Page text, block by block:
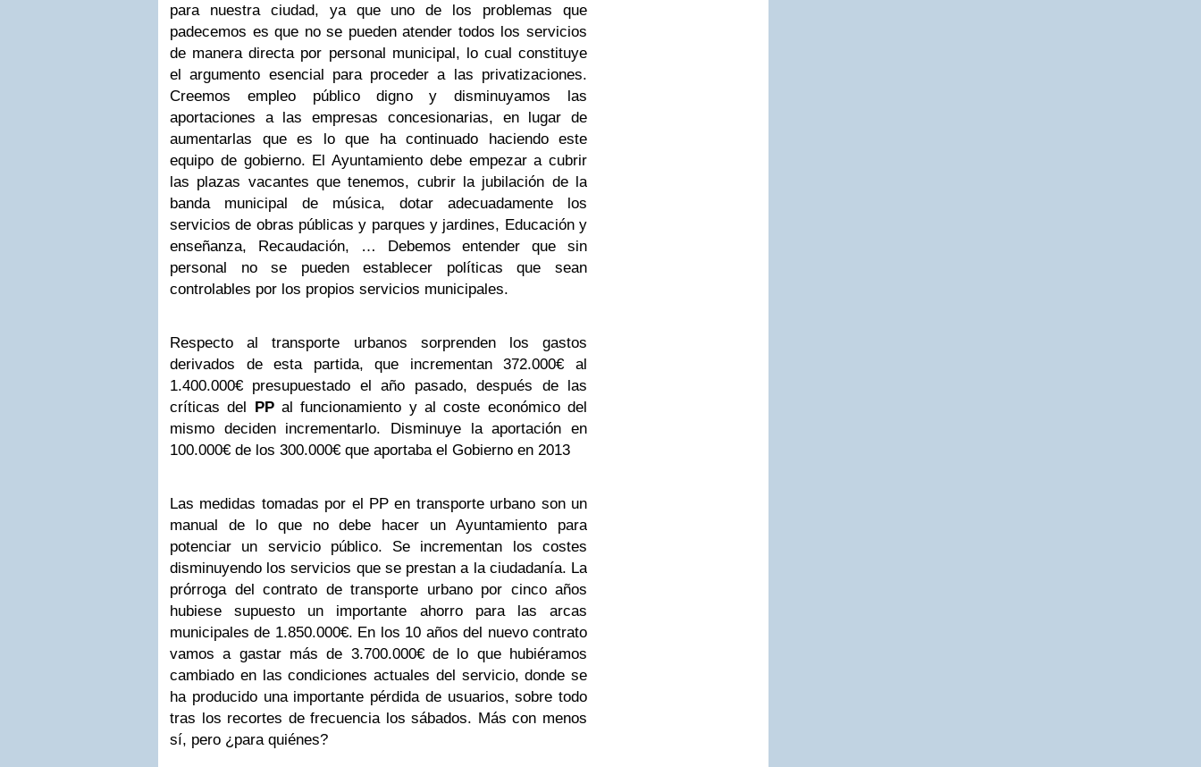
para nuestra ciudad, ya que uno de los problemas que
padecemos es que no se pueden atender todos los servicios
de manera directa por personal municipal, lo cual constituye
el argumento esencial para proceder a las privatizaciones.
Creemos empleo público digno y disminuyamos las
aportaciones a las empresas concesionarias, en lugar de
aumentarlas que es lo que ha continuado haciendo este
equipo de gobierno. El Ayuntamiento debe empezar a cubrir
las plazas vacantes que tenemos, cubrir la jubilación de la
banda municipal de música, dotar adecuadamente los
servicios de obras públicas y parques y jardines, Educación y
enseñanza, Recaudación, … Debemos entender que sin
personal no se pueden establecer políticas que sean
controlables por los propios servicios municipales.
Respecto al transporte urbanos sorprenden los gastos
derivados de esta partida, que incrementan 372.000€ al
1.400.000€ presupuestado el año pasado, después de las
críticas del PPal funcionamiento y al coste económico del
mismo deciden incrementarlo. Disminuye la aportación en
100.000€ de los 300.000€ que aportaba el Gobierno en 2013
Las medidas tomadas por el PP en transporte urbano son un
manual de lo que no debe hacer un Ayuntamiento para
potenciar un servicio público. Se incrementan los costes
disminuyendo los servicios que se prestan a la ciudadanía. La
prórroga del contrato de transporte urbano por cinco años
hubiese supuesto un importante ahorro para las arcas
municipales de 1.850.000€. En los 10 años del nuevo contrato
vamos a gastar más de 3.700.000€ de lo que hubiéramos
cambiado en las condiciones actuales del servicio, donde se
ha producido una importante pérdida de usuarios, sobre todo
tras los recortes de frecuencia los sábados. Más con menos
sí, pero ¿para quiénes?